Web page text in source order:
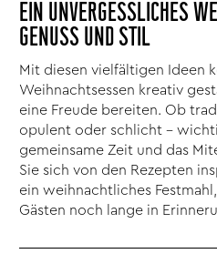
EIN UNVERGESSLICHES
GENUSS UND STIL
Mit diesen vielfältigen Ideen
Weihnachtsessen kreativ
eine Freude bereiten. Ob
opulent oder schlicht –
gemeinsame Zeit und das
Sie sich von den Rezepten
ein weihnachtliches
Gästen noch lange in